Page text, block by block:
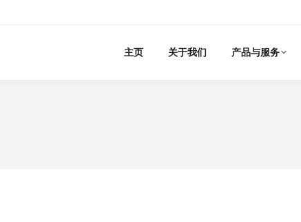
主页 关于我们 产品与服务